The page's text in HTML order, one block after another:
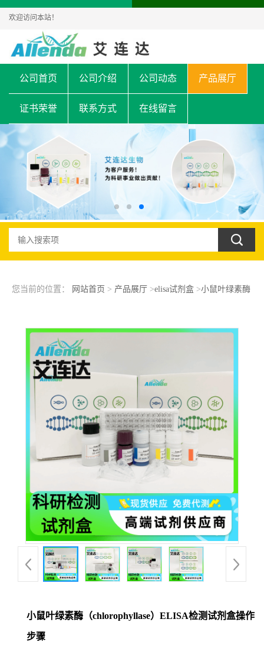
欢迎访问本站！
公司首页 公司介绍 公司动态 产品展厅
证书荣誉 联系方式 在线留言
您当前的位置： 网站首页 > 产品展厅 >elisa试剂盒>小鼠叶绿素酶
小鼠叶绿素酶（chlorophyllase）ELISA检测试剂盒操作
步骤